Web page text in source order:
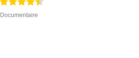
Documentaire